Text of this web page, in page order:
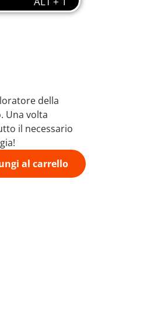
della
Una volta
il necessario
al carrello